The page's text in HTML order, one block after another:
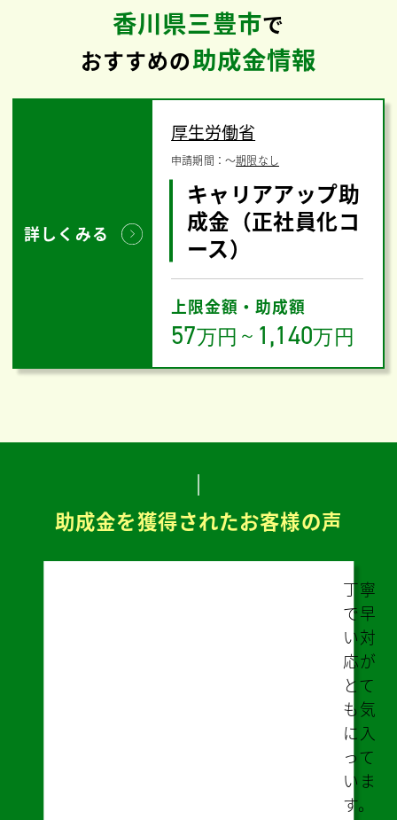
香川県三豊市で
おすすめの助成金情報
詳しくみる
厚生労働省
申請期間：〜期限なし
キャリアアップ助
成金（正社員化コ
ース）
上限金額・助成額
57万円 ～ 1,140万円
助成金を獲得されたお客様の声
遠方
のた
め不
安な
部分
があ
りま
した
が、
ズー